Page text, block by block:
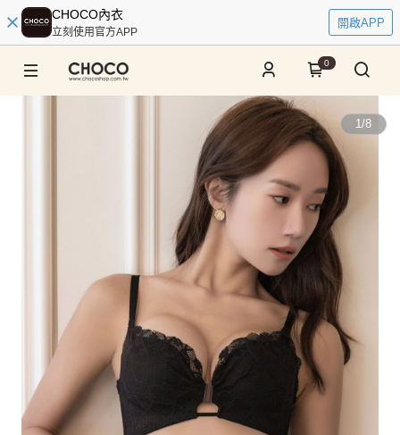
CHOCO內衣
立刻使用官方APP
開啟APP
0
1/8